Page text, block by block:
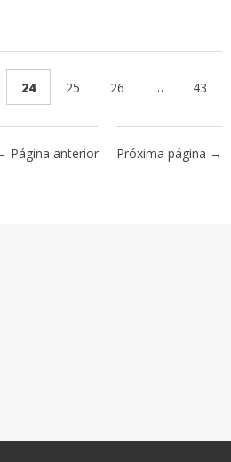
24 25 26 … 43
Página anterior Próxima página →